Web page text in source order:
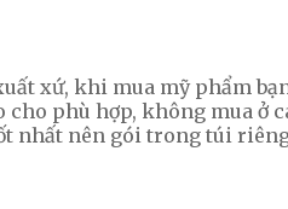
xứ, khi mua mỹ phẩm
cho phù hợp, không mua ở
nhất nên gói trong túi